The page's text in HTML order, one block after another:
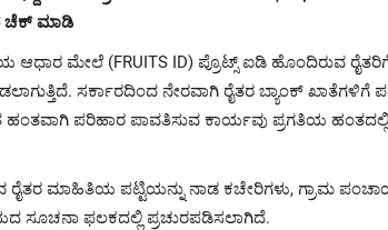
ಚೆಕ್ ಮಾಡಿ
ಆಧಾರ ಮೇಲೆ (FRUITS ID) ಪ್ರೊಟ್ಸ್ ಐಡಿ ಹೊಂದಿರುವ
ಸರ್ಕಾರದಿಂದ ನೇರವಾಗಿ ರೈತರ ಬ್ಯಾಂಕ್
ಪರಿಹಾರ ಪಾವತಿಸುವ ಕಾರ್ಯವು ಪ್ರಗತಿಯ ಹಂತದಲ್ಲಿದ್ದು
ಮಾಹಿತಿಯ ಪಟ್ಟಿಯನ್ನು ನಾಡ ಕಚೇರಿಗಳು, ಗ್ರಾಮ
ಸೂಚನಾ ಫಲಕದಲ್ಲಿ ಪ್ರಚುರಪಡಿಸಲಾಗಿದೆ.